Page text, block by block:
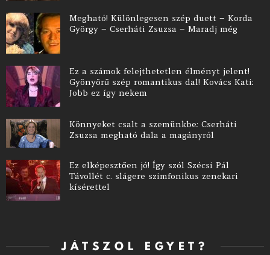
Megható! Különlegesen szép duett – Korda
György – Cserháti Zsuzsa – Maradj még
Ez a számok felejthetetlen élményt jelent!
Gyönyörű szép romantikus dal! Kovács Kati:
Jobb ez így nekem
Könnyeket csalt a szemünkbe: Cserháti
Zsuzsa megható dala a magányról
Ez elképesztően jó! Így szól Szécsi Pál
Távollét c. slágere szimfonikus zenekari
kísérettel
JÁTSZOL EGYET?